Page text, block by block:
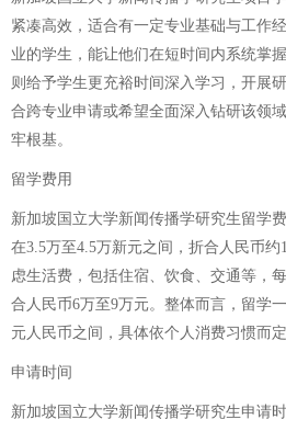
紧凑高效，适合有一定专业基础与工作
业的学生，能让他们在短时间内系统掌
则给予学生更充裕时间深入学习，开展
合跨专业申请或希望全面深入钻研该领
牢根基。
留学费用
新加坡国立大学新闻传播学研究生留学
在3.5万至4.5万新元之间，折合人民币
虑生活费，包括住宿、饮食、交通等，
合人民币6万至9万元。整体而言，留学
元人民币之间，具体依个人消费习惯而定
申请时间
新加坡国立大学新闻传播学研究生申请